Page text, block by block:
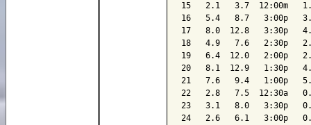
15   2.1   3.7  12:00m
16   5.4   8.7   3:00p
17   8.0  12.8   3:30p
18   4.9   7.6   2:30p
19   6.4  12.0   2:00p
20   8.1  12.9   1:30p
21   7.6   9.4   1:00p
22   2.8   7.5  12:30a
23   3.1   8.0   3:30p
24   2.6   6.1   3:00p